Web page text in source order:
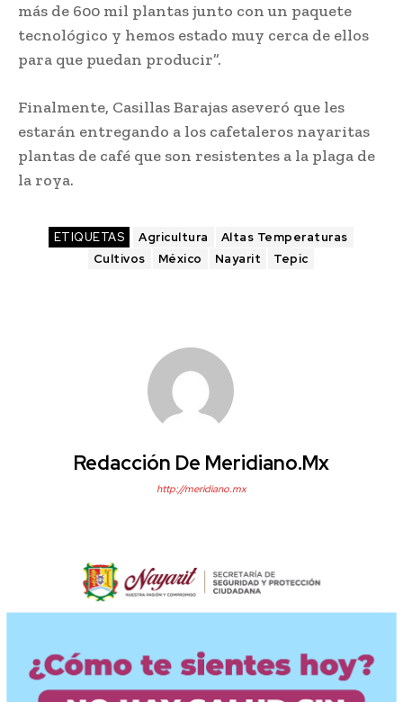
más de 600 mil plantas junto con un paquete
tecnológico y hemos estado muy cerca de ellos
para que puedan producir”.
Finalmente, Casillas Barajas aseveró que les
estarán entregando a los cafetaleros nayaritas
plantas de café que son resistentes a la plaga de
la roya.
ETIQUETAS Agricultura
Altas Temperaturas
Cultivos
México Nayarit Tepic
Redacción De Meridiano.mx
http://meridiano.mx